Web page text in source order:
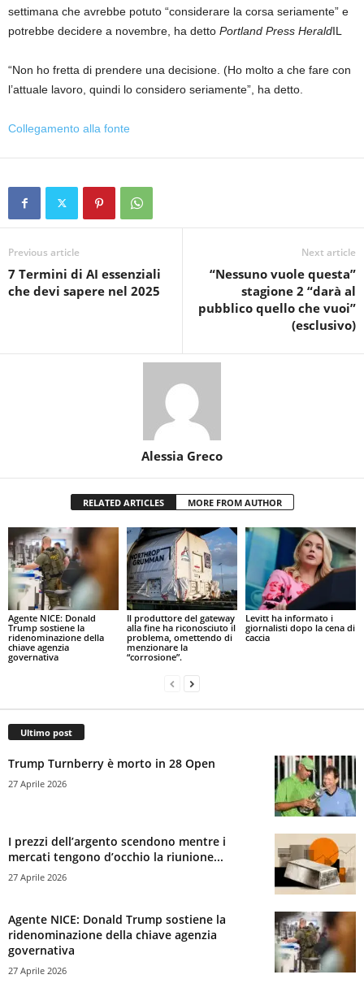
settimana che avrebbe potuto “considerare la corsa seriamente” e
potrebbe decidere a novembre, ha detto Portland Press HeraldIL
“Non ho fretta di prendere una decisione. (Ho molto a che fare con
l’attuale lavoro, quindi lo considero seriamente”, ha detto.
Collegamento alla fonte
Previous article
7 Termini di AI essenziali
che devi sapere nel 2025
Next article
“Nessuno vuole questa”
stagione 2 “darà al
pubblico quello che vuoi”
(esclusivo)
Alessia Greco
RELATED ARTICLES MORE FROM AUTHOR
Agente NICE: Donald
Trump sostiene la
ridenominazione della
chiave agenzia
governativa
Il produttore del gateway
alla fine ha riconosciuto il
problema, omettendo di
menzionare la
“corrosione”.
Levitt ha informato i
giornalisti dopo la cena di
caccia
Ultimo post
Trump Turnberry è morto in 28 Open
27 Aprile 2026
I prezzi dell’argento scendono mentre i
mercati tengono d’occhio la riunione...
27 Aprile 2026
Agente NICE: Donald Trump sostiene la
ridenominazione della chiave agenzia
governativa
27 Aprile 2026